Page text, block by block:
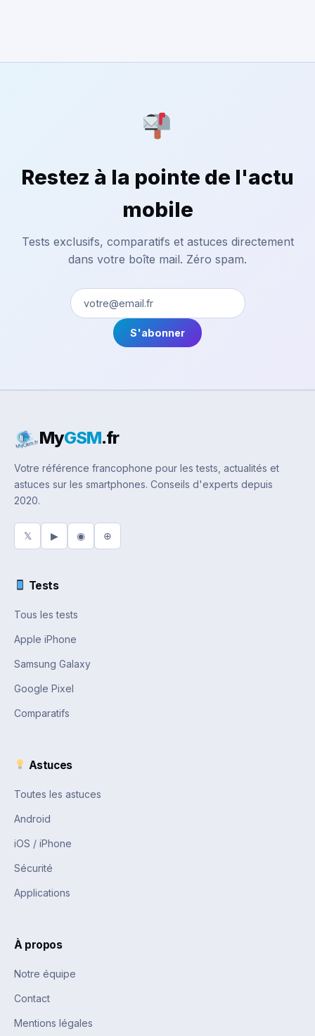
Restez à la pointe de l'actu
mobile
Tests exclusifs, comparatifs et astuces directement
dans votre boîte mail. Zéro spam.
S'abonner
MyGSM.fr
Votre référence francophone pour les tests, actualités et
astuces sur les smartphones. Conseils d'experts depuis
2020.
𝕏 ▶ ◉ ⊕
Tests
Tous les tests
Apple iPhone
Samsung Galaxy
Google Pixel
Comparatifs
Astuces
Toutes les astuces
Android
iOS / iPhone
Sécurité
Applications
À propos
Notre équipe
Contact
Mentions légales